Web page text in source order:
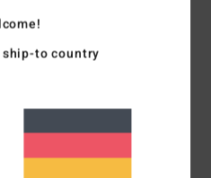
100 % Baumwolle
ship-to country